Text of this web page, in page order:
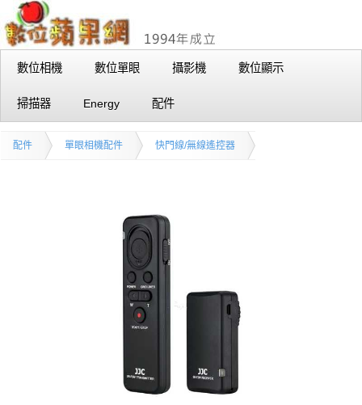
數位相機 數位單眼 攝影機 數位顯示
掃描器 Energy 配件
配件 單眼相機配件 快門線/無線遙控器